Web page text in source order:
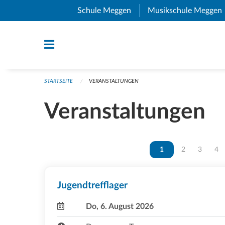
Navigation überspringen
Schule Meggen (External Link)
Musikschule Meggen
STARTSEITE VERANSTALTUNGEN
Veranstaltungen
Vous êtes sur la page
1 Vous êtes sur
2 Vous
3 4
Jugendtrefflager
Do, 6. August 2026